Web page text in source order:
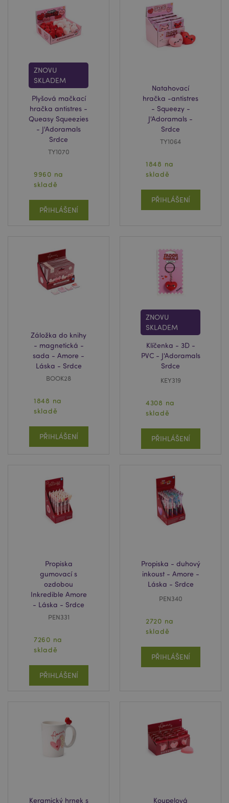
ZNOVU
SKLADEM
Plyšová mačkací
hračka antistres -
Queasy Squeezies
- J'Adoramals
Srdce
TY1070
9960 na
skladě
PŘIHLÁŠENÍ
Natahovací
hračka -antistres
- Squeezy -
J'Adoramals -
Srdce
TY1064
1848 na
skladě
PŘIHLÁŠENÍ
Záložka do knihy
- magnetická -
sada - Amore -
Láska - Srdce
BOOK28
1848 na
skladě
PŘIHLÁŠENÍ
ZNOVU
SKLADEM
Klíčenka - 3D -
PVC - J'Adoramals
Srdce
KEY319
4308 na
skladě
PŘIHLÁŠENÍ
Propiska
gumovací s
ozdobou
Inkredible Amore
- Láska - Srdce
PEN331
7260 na
skladě
PŘIHLÁŠENÍ
Propiska - duhový
inkoust - Amore -
Láska - Srdce
PEN340
2720 na
skladě
PŘIHLÁŠENÍ
Keramický hrnek s Koupelová